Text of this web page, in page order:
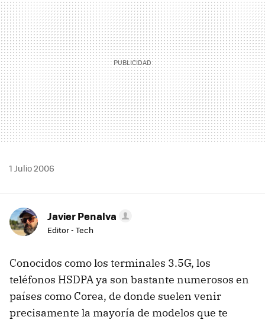
1 Julio 2006
Javier Penalva
Editor - Tech
Conocidos como los terminales 3.5G, los
teléfonos HSDPA ya son bastante numerosos en
países como Corea, de donde suelen venir
precisamente la mayoría de modelos que te